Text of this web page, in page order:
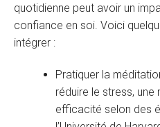
quotidienne peut avoir un
confiance en soi. Voici
intégrer :
Pratiquer la
réduire le stress,
efficacité selon des